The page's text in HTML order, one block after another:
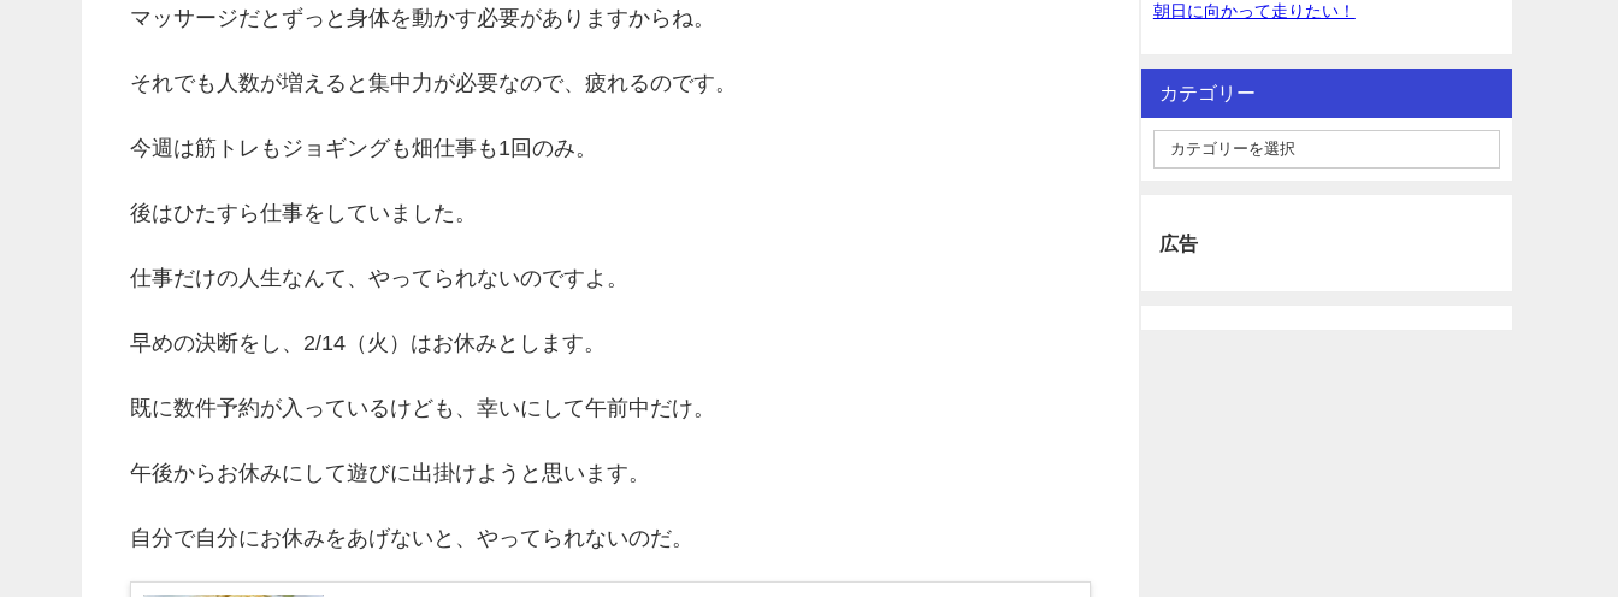
マッサージだとずっと身体を動かす必要がありますからね。
それでも人数が増えると集中力が必要なので、疲れるのです。
今週は筋トレもジョギングも畑仕事も1回のみ。
後はひたすら仕事をしていました。
仕事だけの人生なんて、やってられないのですよ。
早めの決断をし、2/14（火）はお休みとします。
既に数件予約が入っているけども、幸いにして午前中だけ。
午後からお休みにして遊びに出掛けようと思います。
自分で自分にお休みをあげないと、やってられないのだ。
朝日に向かって走りたい！
カテゴリー
広告